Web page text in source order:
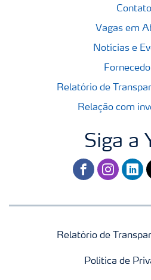
Contato
Vagas em
Notícias e
Relatório de
Relação com
Siga a
facebookinstagram
Relatório de
Politica de